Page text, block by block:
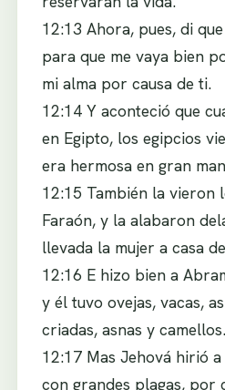
12:13 Ahora, pues, di
para que me vaya bien
mi alma por causa de ti.
12:14 Y aconteció que
en Egipto, los egipcios
era hermosa en gran
12:15 También la vieron
Faraón, y la alabaron
llevada la mujer a casa
12:16 E hizo bien a
y él tuvo ovejas, vacas,
criadas, asnas y camellos.
12:17 Mas Jehová hirió
con grandes plagas, por